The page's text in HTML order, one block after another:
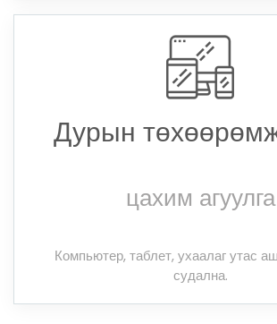
Дурын
цахим агуулга
Компьютер, таблет, ухаалаг утас
судална.